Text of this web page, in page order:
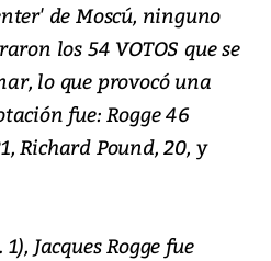
de Moscú, ninguno
los 54 VOTOS que se
lo que provocó una
fue: Rogge 46
Richard Pound, 20, y
Jacques Rogge fue